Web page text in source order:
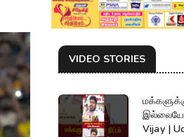
VIDEO STORIES
இல்லையே | DMK | MK Stalin | CM
Vijay |